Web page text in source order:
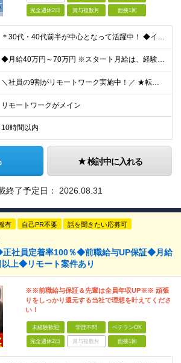
完全週休2日 賞与複数月 面接1回
＊30代・40代前半が中心となって活躍中！ ◆インフラ（サーバー・ネットワーク・クラウド等）の設計、構築、テストいずれかの実務経験3年以上 ◆学歴不問 ★求める人物像： ◎他責ではなく、自身のキャ
◆月給40万円～70万円 ※スタート月給は、経験・能力・前職の給与等を考慮の上で決定いたします。 ※上記金額には残業の有無に関わらず、 月30時間分の固定残業代（7万6,000円～13万3,000円
＼社員の9割がリモートワーク実施中！／ ★転勤ナシ！ ★UIターン歓迎！ 関東、関西、東海、九州・中国エリアの各プロジェクト先から希望を優先して決定。 ※リモート案件も多数あり！ ◆関東エリア
リモートワークがメイン
10時間以内
検討中に入れる
終了予定日： 2026.08.31
有 自己PR不要 話を聞きたい応募可
正社員定着率100％◆前職給与UP保証◆月給
上◆リモート案件あり
※※前職給与保証＆先輩は全員年収UP※※ 頑張
りをしっかり還元する当社で理想を叶えてくださ
い！
未経験歓迎 学歴不問 ベテランOK
完全週休2日 賞与複数月 面接1回